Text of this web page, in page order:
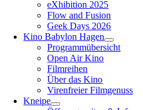
eXhibition 2025
Flow and Fusion
Geek Days 2026
Kino Babylon Hagen
Programmübersicht
Open Air Kino
Filmreihen
Über das Kino
Virenfreier Filmgenuss
Kneipe